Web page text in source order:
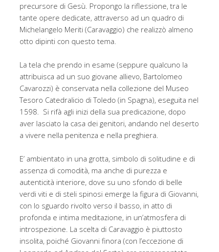
precursore di Gesù. Propongo la riflessione, tra le
tante opere dedicate, attraverso ad un quadro di
Michelangelo Meriti (Caravaggio) che realizzò almeno
otto dipinti con questo tema.
La tela che prendo in esame (seppure qualcuno la
attribuisca ad un suo giovane allievo, Bartolomeo
Cavarozzi) è conservata nella collezione del Museo
Tesoro Catedralicio di Toledo (in Spagna), eseguita nel
1598. Si rifà agli inizi della sua predicazione, dopo
aver lasciato la casa dei genitori, andando nel deserto
a vivere nella penitenza e nella preghiera.
E’ ambientato in una grotta, simbolo di solitudine e di
assenza di comodità, ma anche di purezza e
autenticità interiore, dove su uno sfondo di belle
verdi viti e di steli spinosi emerge la figura di Giovanni,
con lo sguardo rivolto verso il basso, in atto di
profonda e intima meditazione, in un’atmosfera di
introspezione. La scelta di Caravaggio è piuttosto
insolita, poiché Giovanni finora (con l’eccezione di